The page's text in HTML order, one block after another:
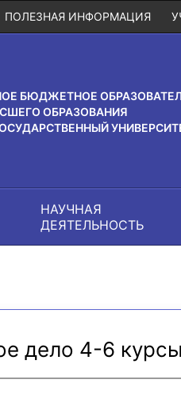
ПОЛЕЗНАЯ ИНФОРМАЦИЯ
БЮДЖЕТНОЕ
ОБРАЗОВАНИЯ
НАУЧНАЯ
ДЕЯТЕЛЬНОСТЬ
дело 4-6 курсы